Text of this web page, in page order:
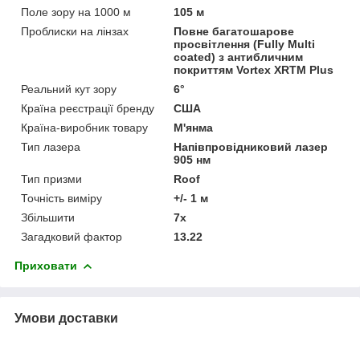
Поле зору на 1000 м
105 м
Проблиски на лінзах
Повне багатошарове
просвітлення (Fully Multi
coated) з антибличним
покриттям Vortex XRTM Plus
Реальний кут зору
6°
Країна реєстрації бренду
США
Країна-виробник товару
М'янма
Тип лазера
Напівпровідниковий лазер
905 нм
Тип призми
Roof
Точність виміру
+/- 1 м
Збільшити
7х
Загадковий фактор
13.22
Приховати
Умови доставки